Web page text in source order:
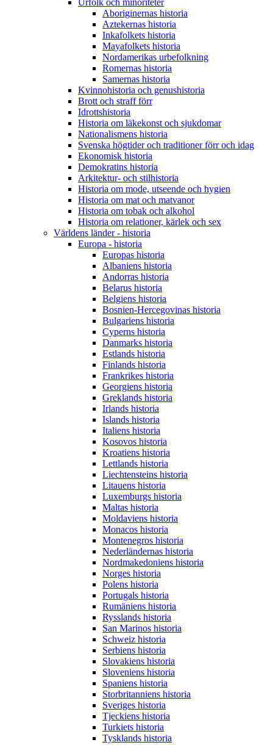
Urfolk och minoriteter
Aboriginernas historia
Aztekernas historia
Inkafolkets historia
Mayafolkets historia
Nordamerikas urbefolkning
Romernas historia
Samernas historia
Kvinnohistoria och genushistoria
Brott och straff förr
Idrottshistoria
Historia om läkekonst och sjukdomar
Nationalismens historia
Svenska högtider och traditioner förr och idag
Ekonomisk historia
Demokratins historia
Arkitektur- och stilhistoria
Historia om mode, utseende och hygien
Historia om mat och matvanor
Historia om tobak och alkohol
Historia om relationer, kärlek och sex
Världens länder - historia
Europa - historia
Europas historia
Albaniens historia
Andorras historia
Belarus historia
Belgiens historia
Bosnien-Hercegovinas historia
Bulgariens historia
Cyperns historia
Danmarks historia
Estlands historia
Finlands historia
Frankrikes historia
Georgiens historia
Greklands historia
Irlands historia
Islands historia
Italiens historia
Kosovos historia
Kroatiens historia
Lettlands historia
Liechtensteins historia
Litauens historia
Luxemburgs historia
Maltas historia
Moldaviens historia
Monacos historia
Montenegros historia
Nederländernas historia
Nordmakedoniens historia
Norges historia
Polens historia
Portugals historia
Rumäniens historia
Rysslands historia
San Marinos historia
Schweiz historia
Serbiens historia
Slovakiens historia
Sloveniens historia
Spaniens historia
Storbritanniens historia
Sveriges historia
Tjeckiens historia
Turkiets historia
Tysklands historia